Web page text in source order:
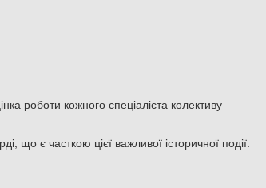
роботи кожного спеціаліста колективу
що є часткою цієї важливої історичної події.